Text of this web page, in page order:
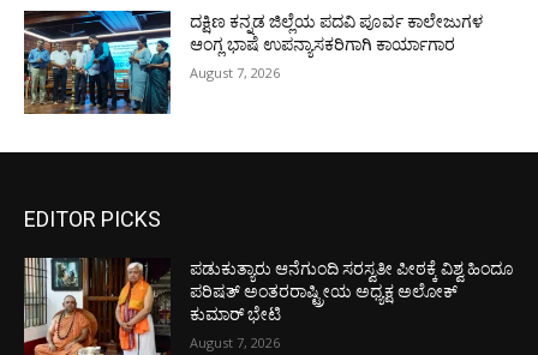
ದಕ್ಷಿಣ ಕನ್ನಡ ಜಿಲ್ಲೆಯ ಪದವಿ ಪೂರ್ವ ಕಾಲೇಜುಗಳ
ಆಂಗ್ಲ ಭಾಷೆ ಉಪನ್ಯಾಸಕರಿಗಾಗಿ ಕಾರ್ಯಾಗಾರ
August 7, 2026
EDITOR PICKS
ಪಡುಕುತ್ಯಾರು ಆನೆಗುಂದಿ ಸರಸ್ವತೀ ಪೀಠಕ್ಕೆ ವಿಶ್ವ ಹಿಂದೂ
ಪರಿಷತ್ ಅಂತರರಾಷ್ಟ್ರೀಯ ಅಧ್ಯಕ್ಷ ಅಲೋಕ್
ಕುಮಾರ್ ಭೇಟಿ
August 7, 2026